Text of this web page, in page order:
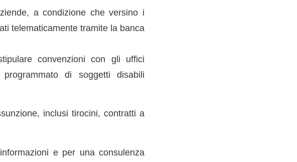
a condizione che versino i
telematicamente tramite la banca
convenzioni con gli uffici
di soggetti disabili
inclusi tirocini, contratti a
e per una consulenza